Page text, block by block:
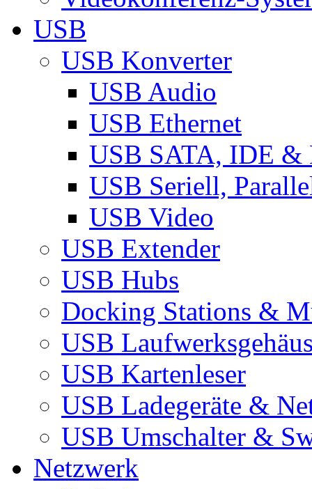
USB
USB Konverter
USB Audio
USB Ethernet
USB SATA, IDE &
USB Seriell,
USB Video
USB Extender
USB Hubs
Docking Stations &
USB
USB Kartenleser
USB Ladegeräte &
USB Umschalter &
Netzwerk